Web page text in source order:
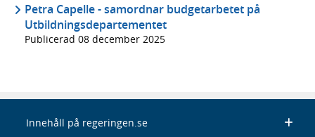
Petra Capelle - samordnar budgetarbetet på
Utbildningsdepartementet
Publicerad 08 december 2025
Innehåll på regeringen.se